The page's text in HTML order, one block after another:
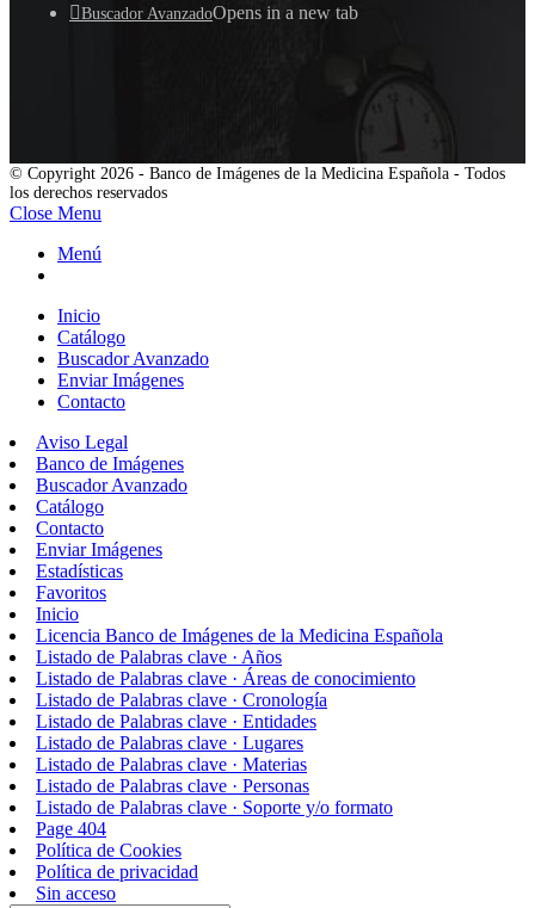
Buscador AvanzadoOpens in a new tab
© Copyright 2026 - Banco de Imágenes de la Medicina Española - Todos
los derechos reservados
Close Menu
Menú
Inicio
Catálogo
Buscador Avanzado
Enviar Imágenes
Contacto
Aviso Legal
Banco de Imágenes
Buscador Avanzado
Catálogo
Contacto
Enviar Imágenes
Estadísticas
Favoritos
Inicio
Licencia Banco de Imágenes de la Medicina Española
Listado de Palabras clave · Años
Listado de Palabras clave · Áreas de conocimiento
Listado de Palabras clave · Cronología
Listado de Palabras clave · Entidades
Listado de Palabras clave · Lugares
Listado de Palabras clave · Materias
Listado de Palabras clave · Personas
Listado de Palabras clave · Soporte y/o formato
Page 404
Política de Cookies
Política de privacidad
Sin acceso